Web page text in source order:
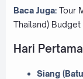
Baca Juga: Tour
Thailand) Budget
Hari
Siang